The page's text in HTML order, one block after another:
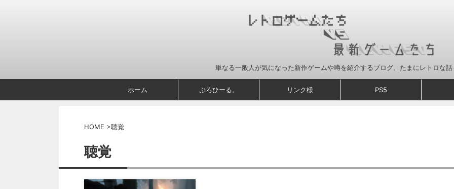
単なる一般人が気になった新作ゲームや噂を紹介するブログ。たまにレトロな話
ホーム ぷろひーる。 リンク様 PS5
HOME >聴覚
聴覚